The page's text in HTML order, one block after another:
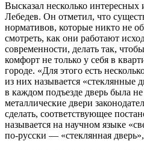
Высказал несколько
Лебедев. Он отметил, что
нормативов, которые никто не
смотреть, как они работают
современности, делать так,
комфорт не только у себя в
городе. «Для этого есть
из них называется «стеклянные
в каждом подъезде дверь была
металлические двери
сделать, соответствующее
называется на научном языке
по-русски — «стеклянная